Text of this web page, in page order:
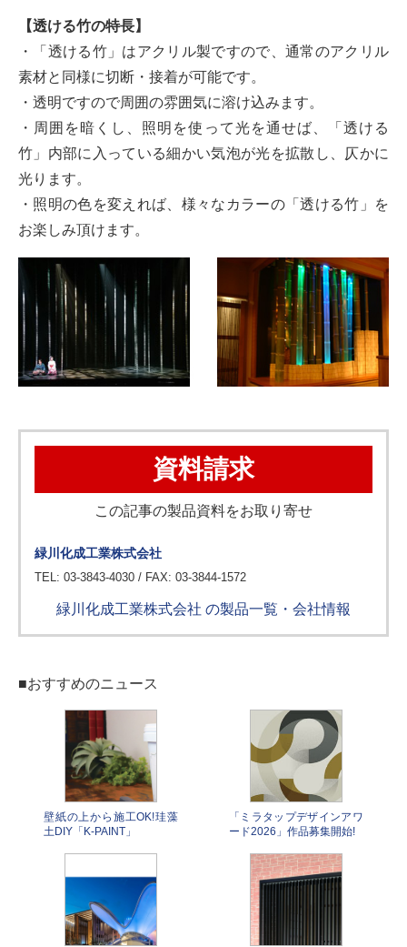
【透ける竹の特長】
・「透ける竹」はアクリル製ですので、通常のアクリル
素材と同様に切断・接着が可能です。
・透明ですので周囲の雰囲気に溶け込みます。
・周囲を暗くし、照明を使って光を通せば、「透ける
竹」内部に入っている細かい気泡が光を拡散し、仄かに
光ります。
・照明の色を変えれば、様々なカラーの「透ける竹」を
お楽しみ頂けます。
資料請求
この記事の製品資料をお取り寄せ
緑川化成工業株式会社
TEL: 03-3843-4030 / FAX: 03-3844-1572
緑川化成工業株式会社 の製品一覧・会社情報
■おすすめのニュース
壁紙の上から施工OK!珪藻
土DIY「K-PAINT」
「ミラタップデザインアワ
ード2026」作品募集開始!